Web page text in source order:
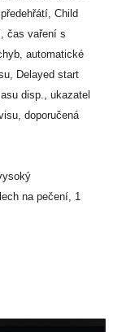
Child
čas vaření s
automatické
Delayed start
disp., ukazatel
doporučená
na pečení, 1